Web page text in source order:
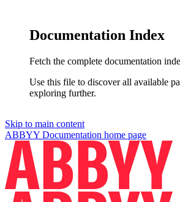
Documentation Index
Fetch the complete documentation
Use this file to discover all available
exploring further.
Skip to main content
ABBYY Documentation home page